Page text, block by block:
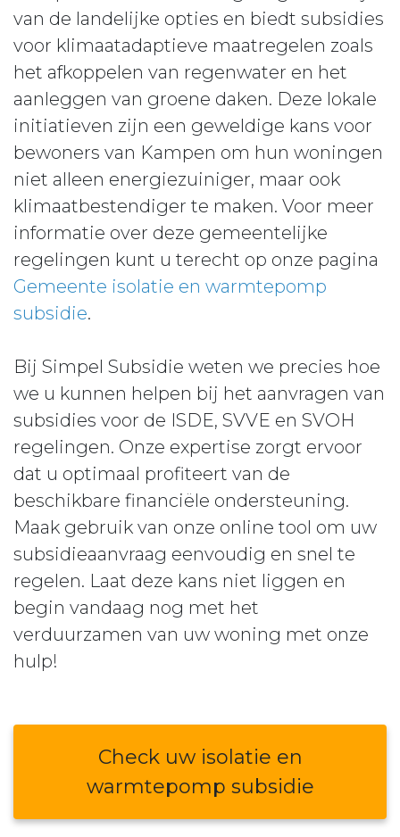
van de landelijke opties en biedt subsidies
voor klimaatadaptieve maatregelen zoals
het afkoppelen van regenwater en het
aanleggen van groene daken. Deze lokale
initiatieven zijn een geweldige kans voor
bewoners van Kampen om hun woningen
niet alleen energiezuiniger, maar ook
klimaatbestendiger te maken. Voor meer
informatie over deze gemeentelijke
regelingen kunt u terecht op onze pagina
Gemeente isolatie en warmtepomp
subsidie.
Bij Simpel Subsidie weten we precies hoe
we u kunnen helpen bij het aanvragen van
subsidies voor de ISDE, SVVE en SVOH
regelingen. Onze expertise zorgt ervoor
dat u optimaal profiteert van de
beschikbare financiële ondersteuning.
Maak gebruik van onze online tool om uw
subsidieaanvraag eenvoudig en snel te
regelen. Laat deze kans niet liggen en
begin vandaag nog met het
verduurzamen van uw woning met onze
hulp!
Check uw isolatie en
warmtepomp subsidie